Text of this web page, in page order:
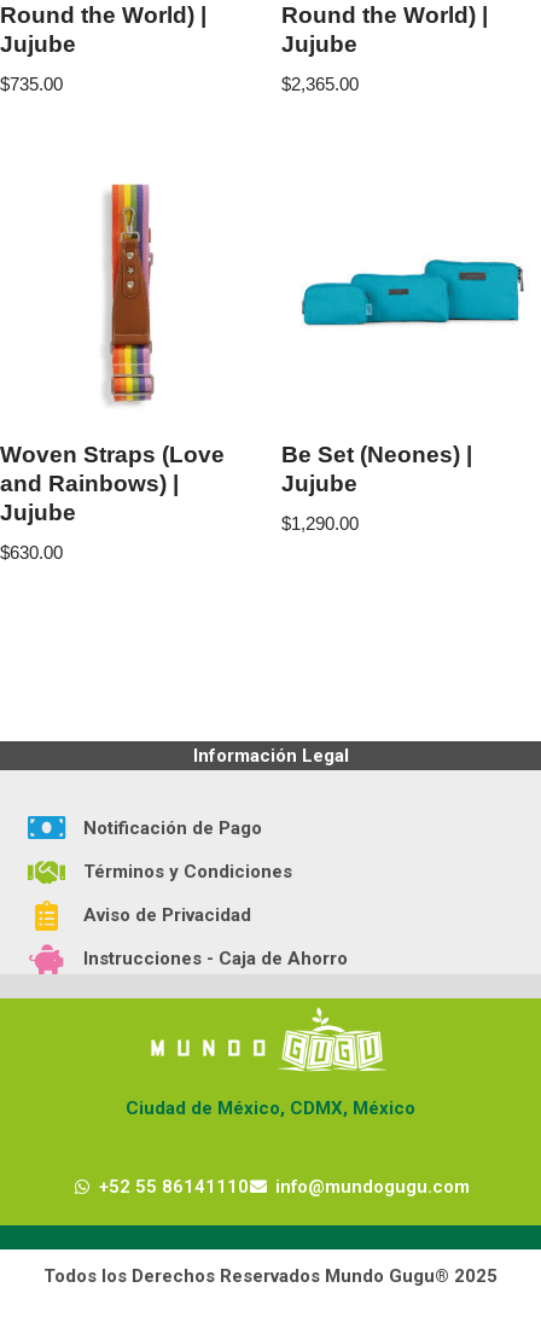
Round the World) |
Jujube
$735.00
Round the World) |
Jujube
$2,365.00
Woven Straps (Love
and Rainbows) |
Jujube
$630.00
Be Set (Neones) |
Jujube
$1,290.00
Información Legal
Notificación de Pago
Términos y Condiciones
Aviso de Privacidad
Instrucciones - Caja de Ahorro
Ciudad de México, CDMX, México
+52 55 86141110 info@mundogugu.com
Todos los Derechos Reservados Mundo Gugu® 2025